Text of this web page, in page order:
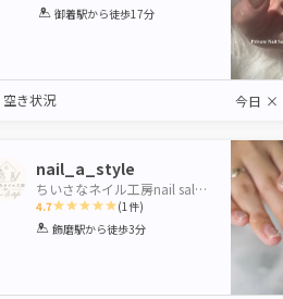
1 2 3 4 5
御着駅から徒歩17分
空き状況 今日 ×
nail_a_style
ちいさなネイル工房nail salon A style
4.7
1 2 3 4 5
(1 件)
飾磨駅から徒歩3分